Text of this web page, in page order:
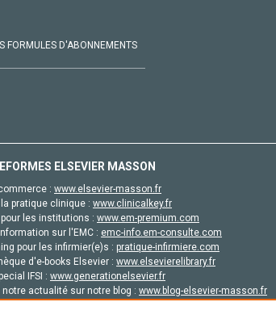
FORMULES D'ABONNEMENTS
ELSEVIER MASSON
: www.elsevier-masson.fr
pratique clinique : www.clinicalkey.fr
les institutions : www.em-premium.com
sur l'EMC : emc-info.em-consulte.com
pour les infirmier(e)s : pratique-infirmiere.com
d'e-books Elsevier : www.elsevierelibrary.fr
IFSI : www.generationelsevier.fr
notre actualité sur notre blog : www.blog-elsevier-masson.fr